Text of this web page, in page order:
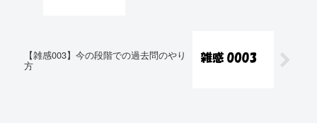
【雑感003】今の段階での過去問のやり
方